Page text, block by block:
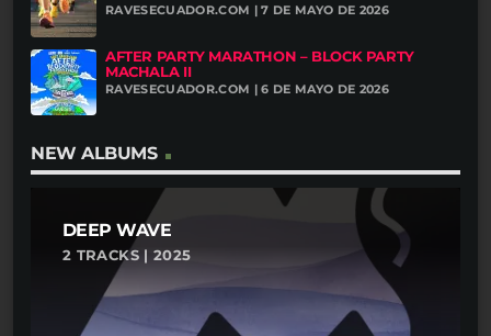
RAVESECUADOR.COM | 7 DE MAYO DE 2026
AFTER PARTY MARATHON – BLOCK PARTY
MACHALA II
RAVESECUADOR.COM | 6 DE MAYO DE 2026
NEW ALBUMS
DEEP WAVE
2 TRACKS | 2025